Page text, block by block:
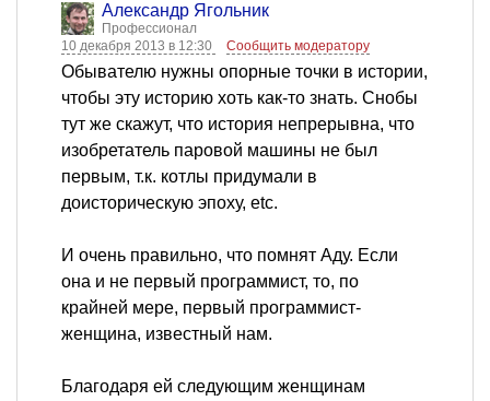
Александр Ягольник
Профессионал
10 декабря 2013 в 12:30
Сообщить модератору
Обывателю нужны опорные точки в истории,
чтобы эту историю хоть как-то знать. Снобы
тут же скажут, что история непрерывна, что
изобретатель паровой машины не был
первым, т.к. котлы придумали в
доисторическую эпоху, etc.
И очень правильно, что помнят Аду. Если
она и не первый программист, то, по
крайней мере, первый программист-
женщина, известный нам.
Благодаря ей следующим женщинам